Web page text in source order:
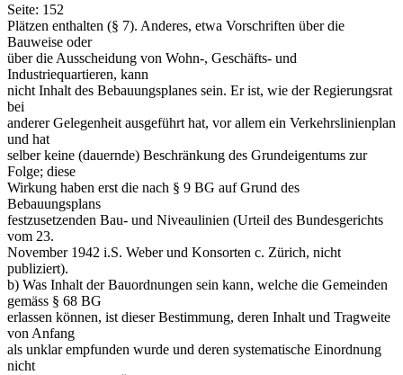
Seite: 152
Plätzen enthalten (§ 7). Anderes, etwa Vorschriften über die
Bauweise oder
über die Ausscheidung von Wohn-, Geschäfts- und
Industriequartieren, kann
nicht Inhalt des Bebauungsplanes sein. Er ist, wie der Regierungsrat
bei
anderer Gelegenheit ausgeführt hat, vor allem ein Verkehrslinienplan
und hat
selber keine (dauernde) Beschränkung des Grundeigentums zur
Folge; diese
Wirkung haben erst die nach § 9 BG auf Grund des
Bebauungsplans
festzusetzenden Bau- und Niveaulinien (Urteil des Bundesgerichts
vom 23.
November 1942 i.S. Weber und Konsorten c. Zürich, nicht
publiziert).
b) Was Inhalt der Bauordnungen sein kann, welche die Gemeinden
gemäss § 68 BG
erlassen können, ist dieser Bestimmung, deren Inhalt und Tragweite
von Anfang
als unklar empfunden wurde und deren systematische Einordnung
nicht